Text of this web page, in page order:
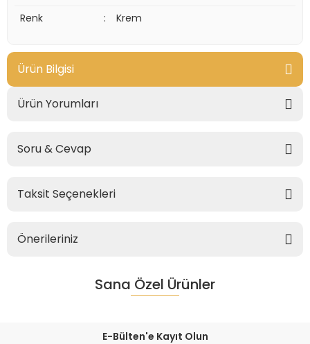
Renk : Krem
Ürün Bilgisi
Ürün Yorumları
Soru & Cevap
Taksit Seçenekleri
Önerileriniz
Sana Özel Ürünler
E-Bülten'e Kayıt Olun